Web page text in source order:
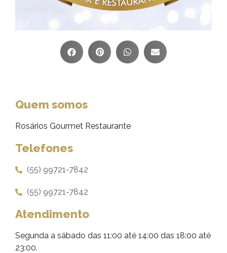
Quem somos
Rosários Gourmet Restaurante
Telefones
(55) 99721-7842
(55) 99721-7842
Atendimento
Segunda a sábado das 11:00 até 14:00 das 18:00 até
23:00.